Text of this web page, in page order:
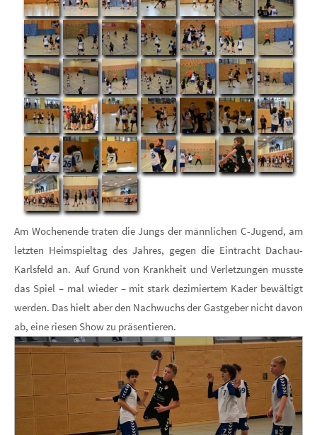
Am Wochenende traten die Jungs der männlichen C-Jugend, am
letzten Heimspieltag des Jahres, gegen die Eintracht Dachau-
Karlsfeld an. Auf Grund von Krankheit und Verletzungen musste
das Spiel – mal wieder – mit stark dezimiertem Kader bewältigt
werden. Das hielt aber den Nachwuchs der Gastgeber nicht davon
ab, eine riesen Show zu präsentieren.